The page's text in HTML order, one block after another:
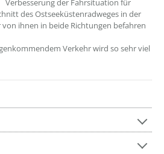
Verbesserung der Fahrsituation für
des Ostseeküstenradweges in der
ihnen in beide Richtungen befahren
Verkehr wird so sehr viel